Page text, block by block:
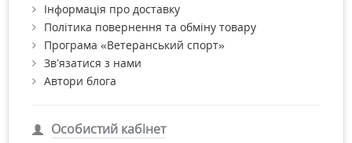
Інформація про доставку
Політика повернення та обміну товару
Програма «Ветеранський спорт»
Зв’язатися з нами
Автори блога
Особистий кабінет